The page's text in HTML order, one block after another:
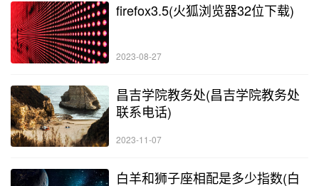
firefox3.5(火狐浏览器32位下载)
2023-08-27
昌吉学院教务处(昌吉学院教务处
联系电话)
2023-11-07
白羊和狮子座相配是多少指数(白